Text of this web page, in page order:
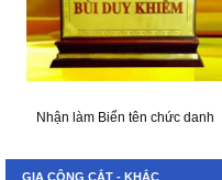
Nhận làm Biển tên chức danh
GIA CÔNG CẮT - KHẮC